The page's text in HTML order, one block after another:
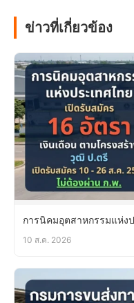
ข่าวที่เกี่ยวข้อง
การนิคมอุตสาหกรรมแห่ง
10 ส.ค. 2026